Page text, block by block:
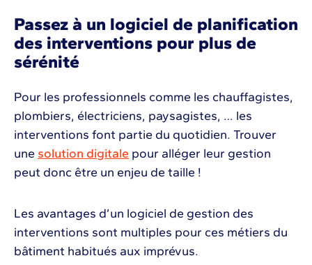
Passez à un logiciel de planification
des interventions pour plus de
sérénité
Pour les professionnels comme les chauffagistes,
plombiers, électriciens, paysagistes, … les
interventions font partie du quotidien. Trouver
une solution digitale pour alléger leur gestion
peut donc être un enjeu de taille !
Les avantages d’un logiciel de gestion des
interventions sont multiples pour ces métiers du
bâtiment habitués aux imprévus.